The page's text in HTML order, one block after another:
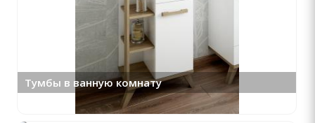
Тумбы в ванную комнату